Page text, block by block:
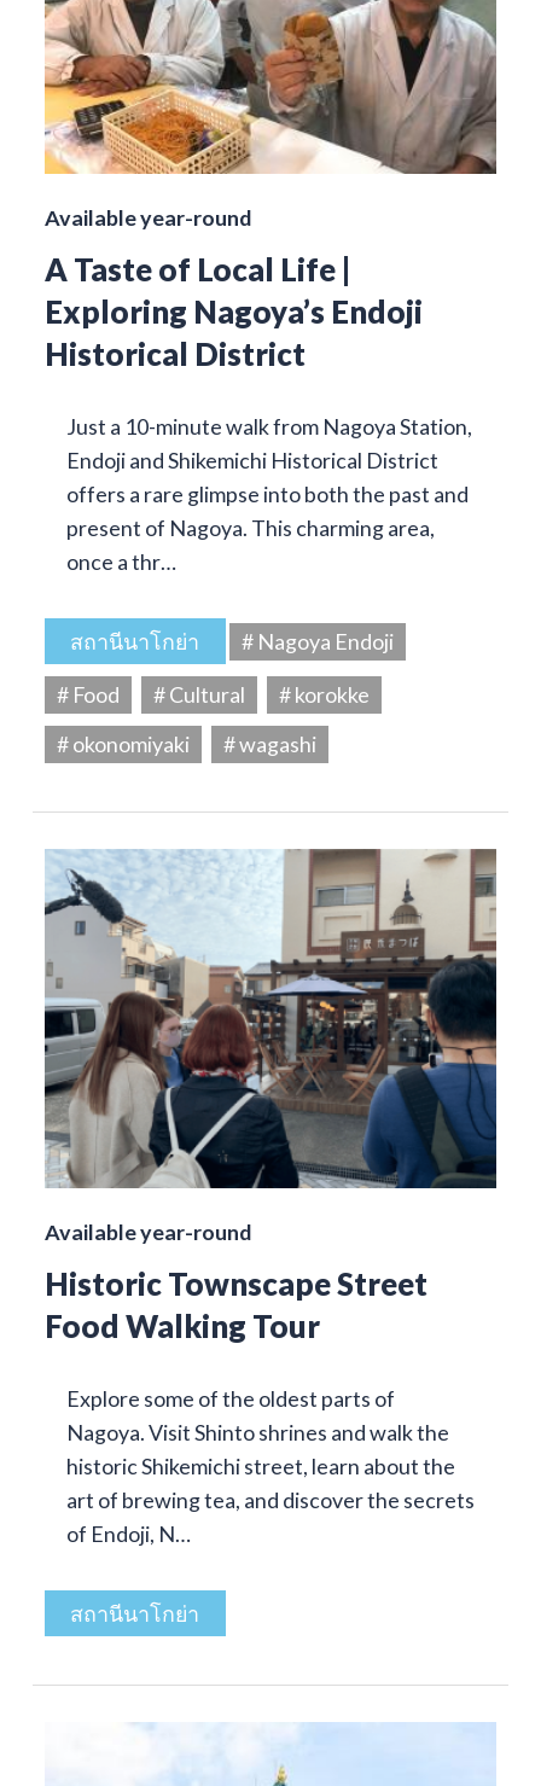
Available year-round
A Taste of Local Life |
Exploring Nagoya’s Endoji
Historical District
Just a 10-minute walk from Nagoya Station,
Endoji and Shikemichi Historical District
offers a rare glimpse into both the past and
present of Nagoya. This charming area,
once a thr…
สถานีนาโกย่า
# Nagoya Endoji
# Food
# Cultural
# korokke
# okonomiyaki
# wagashi
Available year-round
Historic Townscape Street
Food Walking Tour
Explore some of the oldest parts of
Nagoya. Visit Shinto shrines and walk the
historic Shikemichi street, learn about the
art of brewing tea, and discover the secrets
of Endoji, N…
สถานีนาโกย่า